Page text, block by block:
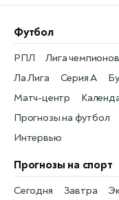
Футбол
РПЛ
Матч-центр
Лига чемпионов
Прогнозы на футбол
Ла Лига Серия А
Интервью
Прогнозы на спорт
Сегодня
Завтра